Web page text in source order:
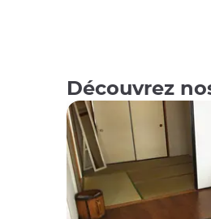
Découvrez